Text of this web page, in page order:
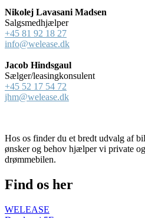
Nikolej Lavasani Madsen
Salgsmedhjælper
+45 81 92 18 27
info@welease.dk
Jacob Hindsgaul
Sælger/leasingkonsulent
+45 52 17 54 72
jhm@welease.dk
Hos os finder du et bredt udvalg af
ønsker og behov hjælper vi private
drømmebilen.
Find os her
WELEASE